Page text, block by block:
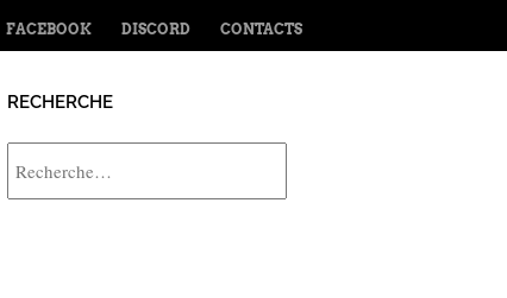
FACEBOOK DISCORD CONTACTS
RECHERCHE